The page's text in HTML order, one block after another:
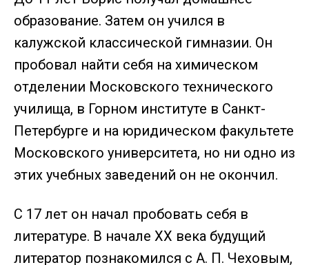
образование. Затем он учился в
калужской классической гимназии. Он
пробовал найти себя на химическом
отделении Московского технического
училища, в Горном институте в Санкт-
Петербурге и на юридическом факультете
Московского университета, но ни одно из
этих учебных заведений он не окончил.
С 17 лет он начал пробовать себя в
литературе. В начале XX века будущий
литератор познакомился с А. П. Чеховым,